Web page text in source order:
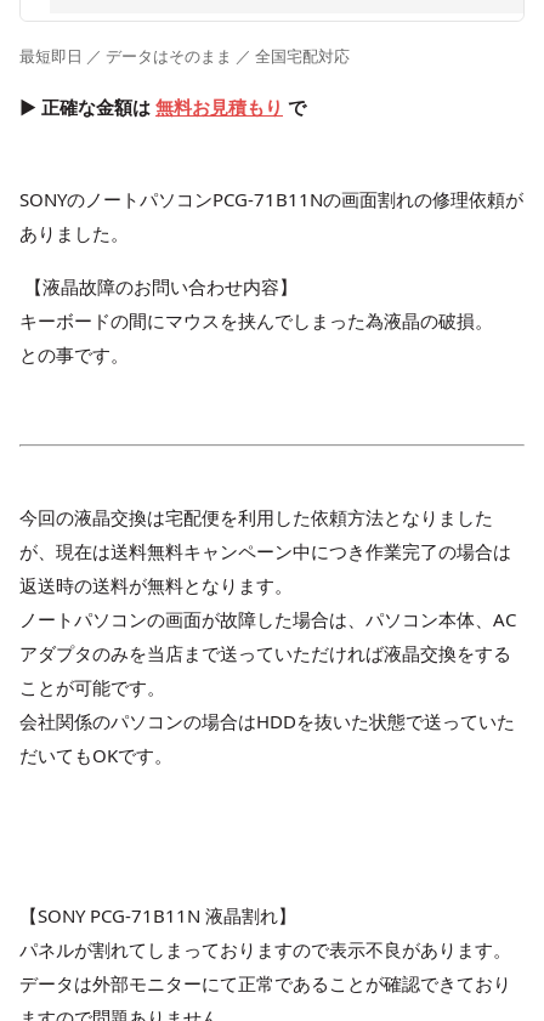
最短即日 ／ データはそのまま ／ 全国宅配対応
▶ 正確な金額は 無料お見積もり で
SONYのノートパソコンPCG-71B11Nの画面割れの修理依頼が
ありました。
【液晶故障のお問い合わせ内容】
キーボードの間にマウスを挟んでしまった為液晶の破損。
との事です。
今回の液晶交換は宅配便を利用した依頼方法となりました
が、現在は送料無料キャンペーン中につき作業完了の場合は
返送時の送料が無料となります。
ノートパソコンの画面が故障した場合は、パソコン本体、AC
アダプタのみを当店まで送っていただければ液晶交換をする
ことが可能です。
会社関係のパソコンの場合はHDDを抜いた状態で送っていた
だいてもOKです。
【SONY PCG-71B11N 液晶割れ】
パネルが割れてしまっておりますので表示不良があります。
データは外部モニターにて正常であることが確認できており